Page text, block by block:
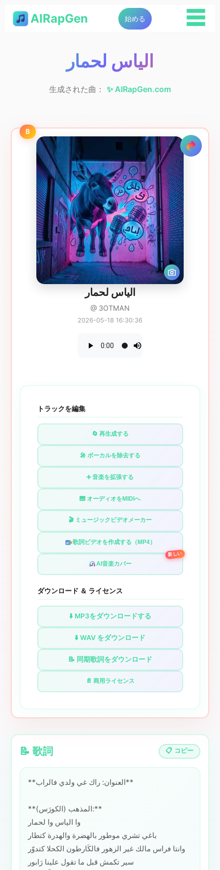
AIRapGen 始める
☰
الياس لحمار
生成された曲： ✨ AIRapGen.com
B
الياس لحمار
@ 3OTMAN
2026-05-18 16:30:36
トラックを編集
🔄 再生成する
🎤 ボーカルを除去する
➕ 音楽を拡張する
🎹 オーディオをMIDIへ
🎬 ミュージックビデオメーカー
歌詞ビデオを作成する（MP4）
AI音楽カバー
新しい
ダウンロード ＆ ライセンス
⬇️ MP3をダウンロードする
⬇️ WAV をダウンロード
📝 同期歌詞をダウンロード
📄 商用ライセンス
📝 歌詞 📋 コピー
**العنوان: راك غي ولدي فالراب**
**المذهب (الكورَس):**
وا الياس وا لحمار
باغي تشري موطور بالهضرة والهدرة كتطار
وانتا فراس مالك غير الزهور فالكَارطون الكحلا كتدوّر
سير تكمش قبل ما تقول علينا رَابور